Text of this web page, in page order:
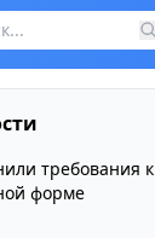
требования к
форме